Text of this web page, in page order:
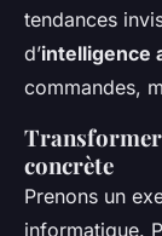
tendances
d’intelligence
commandes,
Transformer
concrète
Prenons un
informatique.